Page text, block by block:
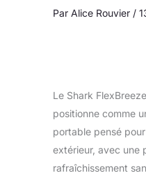
Par Alice Rouvier /
Le Shark
positionne comme
portable pensé
extérieur, avec une
rafraîchissement